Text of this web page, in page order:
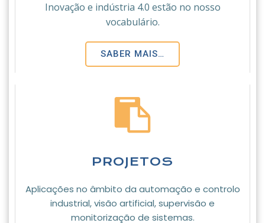
Inovação e indústria 4.0 estão no nosso
vocabulário.
SABER MAIS…
PROJETOS
Aplicações no âmbito da automação e controlo
industrial, visão artificial, supervisão e
monitorização de sistemas.